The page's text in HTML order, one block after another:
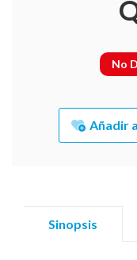
No
Añadir
Sinopsis